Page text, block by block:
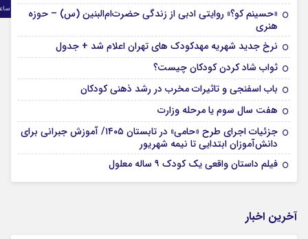
«حسینم کو؟» روایتی ادبی از زندگی حضرت‌ام‌البنین (س) – حوزه
هنری
نرخ جدید شهریه مهدکودک های تهران اعلام شد + جدول
ثواب شاد کردن کودکان چیست؟
باب اسفنجی و تاثیرات مخرب در رشد ذهنی کودکان
هفت سال سوم یا مرحله وزارت
جزئیات اجرای طرح «حامی» در تابستان ۱۴۰۵/ آموزش جبرانی برای
دانش‌آموزان ابتدایی تا نیمه شهریور
فیلم داستان واقعی یک کودک ۹ ساله معلول
آخرین اخبار